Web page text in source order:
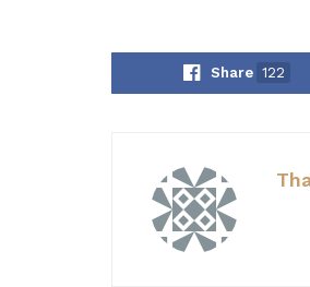
Share 122